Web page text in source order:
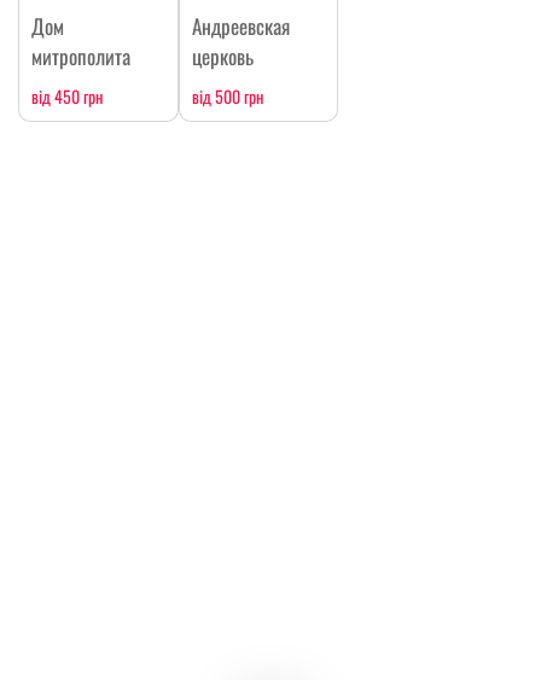
Дом
митрополита
від 450 грн
Андреевская
церковь
від 500 грн